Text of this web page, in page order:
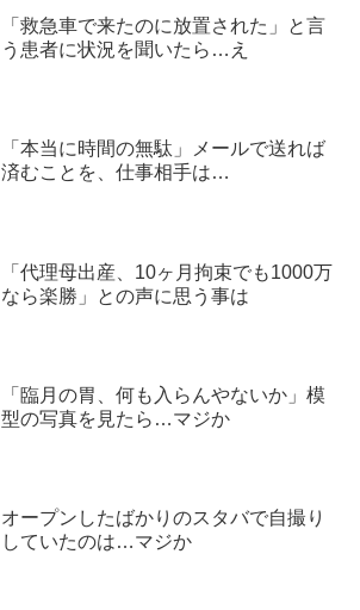
「救急車で来たのに放置された」と言
う患者に状況を聞いたら…え
「本当に時間の無駄」メールで送れば
済むことを、仕事相手は…
「代理母出産、10ヶ月拘束でも1000万
なら楽勝」との声に思う事は
「臨月の胃、何も入らんやないか」模
型の写真を見たら…マジか
オープンしたばかりのスタバで自撮り
していたのは…マジか